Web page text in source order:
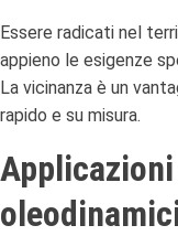
Essere radicati nel
appieno le esigenze
La vicinanza è un
rapido e su misura.